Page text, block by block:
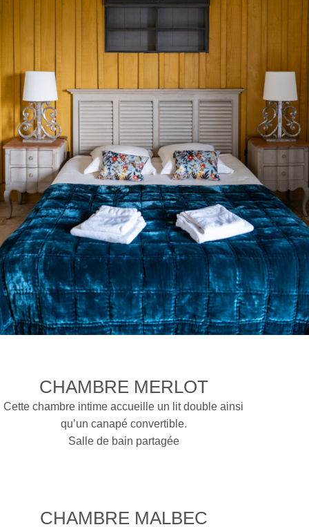
CHAMBRE MERLOT
Cette chambre intime accueille un lit double ainsi
qu’un canapé convertible.
Salle de bain partagée
CHAMBRE MALBEC